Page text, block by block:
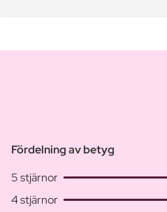
Fördelning av betyg
5 stjärnor
4 stjärnor